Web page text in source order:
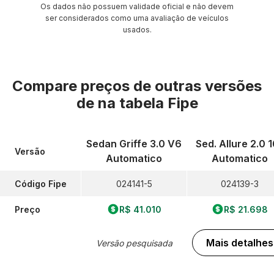
Os dados não possuem validade oficial e não devem
ser considerados como uma avaliação de veículos
usados.
Compare preços de outras versões
de na tabela Fipe
Versão
Código Fipe
Preço
Sedan Griffe 3.0 V6
Automatico
024141-5
R$ 41.010
Versão pesquisada
Sed. Allure 2.0
Automatico
024139-3
R$ 21.698
Mais detalhes